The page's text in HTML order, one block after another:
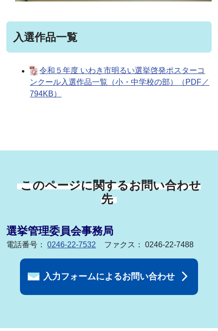
入選作品一覧
令和５年度 いわき市明るい選挙啓発ポスターコ
ンクール入選作品一覧（小・中学校の部）（PDF／
794KB）
このページに関するお問い合わせ
先
選挙管理委員会事務局
電話番号：0246-22-7532 ファクス： 0246-22-7488
入力フォームによるお問い合わせ